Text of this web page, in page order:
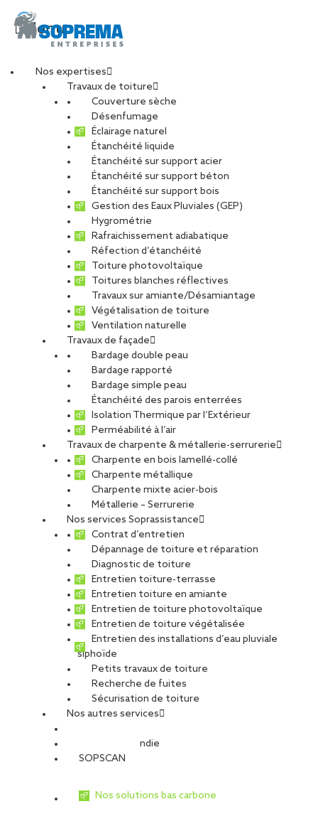
Menu
Nos expertises
Travaux de toiture
Couverture sèche
Désenfumage
Éclairage naturel
Étanchéité liquide
Étanchéité sur support acier
Étanchéité sur support béton
Étanchéité sur support bois
Gestion des Eaux Pluviales (GEP)
Hygrométrie
Rafraichissement adiabatique
Réfection d’étanchéité
Toiture photovoltaïque
Toitures blanches réflectives
Travaux sur amiante/Désamiantage
Végétalisation de toiture
Ventilation naturelle
Travaux de façade
Bardage double peau
Bardage rapporté
Bardage simple peau
Étanchéité des parois enterrées
Isolation Thermique par l’Extérieur
Perméabilité à l’air
Travaux de charpente & métallerie-serrurerie
Charpente en bois lamellé-collé
Charpente métallique
Charpente mixte acier-bois
Métallerie – Serrurerie
Nos services Soprassistance
Contrat d’entretien
Dépannage de toiture et réparation
Diagnostic de toiture
Entretien toiture-terrasse
Entretien toiture en amiante
Entretien de toiture photovoltaïque
Entretien de toiture végétalisée
Entretien des installations d’eau pluviale
siphoïde
Petits travaux de toiture
Recherche de fuites
Sécurisation de toiture
Nos autres services
Sécurité Incendie
SOPSCAN
Nos solutions bas carbone
argonautes4
PARTAGER